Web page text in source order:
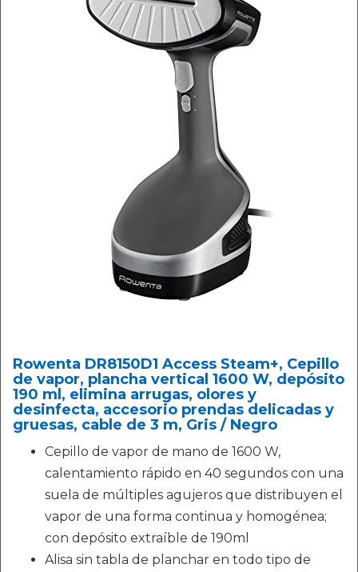
Rowenta DR8150D1 Access Steam+, Cepillo
de vapor, plancha vertical 1600 W, depósito
190 ml, elimina arrugas, olores y
desinfecta, accesorio prendas delicadas y
gruesas, cable de 3 m, Gris / Negro
Cepillo de vapor de mano de 1600 W,
calentamiento rápido en 40 segundos con una
suela de múltiples agujeros que distribuyen el
vapor de una forma continua y homogénea;
con depósito extraíble de 190ml
Alisa sin tabla de planchar en todo tipo de